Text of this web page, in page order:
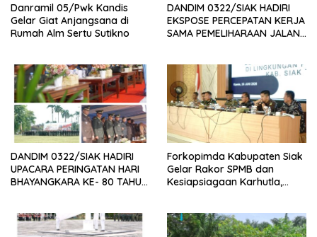
Danramil 05/Pwk Kandis
Gelar Giat Anjangsana di
Rumah Alm Sertu Sutikno
DANDIM 0322/SIAK HADIRI
EKSPOSE PERCEPATAN KERJA
SAMA PEMELIHARAAN JALAN
INFRASTRUKTUR
DANDIM 0322/SIAK HADIRI
UPACARA PERINGATAN HARI
BHAYANGKARA KE- 80 TAHUN
Forkopimda Kabupaten Siak
Gelar Rakor SPMB dan
Kesiapsiagaan Karhutla,